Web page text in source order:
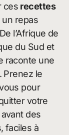
ces recettes
repas
l’Afrique de
du Sud et
raconte une
Prenez le
pour
votre
des
faciles à